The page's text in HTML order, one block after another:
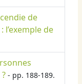
de
de
- pp. 188-189.